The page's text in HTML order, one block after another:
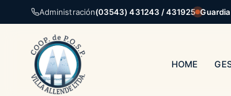
Administración(03543) 431243 / 431925
HOME